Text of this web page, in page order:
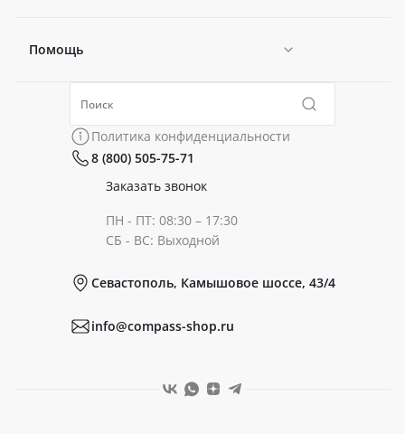
Новости
Политика конфиденциальности
Помощь
Коллекции
Политика конфиденциальности
8 (800) 505-75-71
Заказать звонок
ПН - ПТ: 08:30 – 17:30
СБ - ВС: Выходной
Севастополь, Камышовое шоссе, 43/4
info@compass-shop.ru